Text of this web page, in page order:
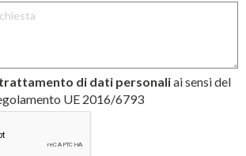
trattamento di dati personaliai sensi del
UE 2016/6793